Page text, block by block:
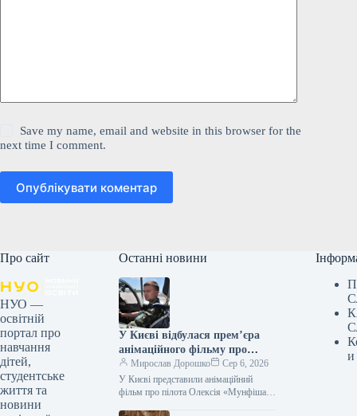
Save my name, email and website in this browser for the
next time I comment.
Опублікувати коментар
Про сайт
НУО —
освітній
портал про
навчання
дітей,
студентське
життя та
новини
Останні новини
У Києві відбулася прем’єра
анімаційного фільму про
пілота Олексія «Мунфіша»
Меся.
Мирослав Дорошко
Сер 6, 2026
У Києві представили анімаційний
фільм про пілота Олексія «Мунфіша»
и